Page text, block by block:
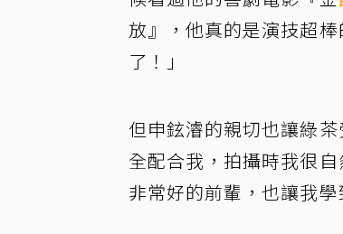
放』，他真的是演技超
了！」
但申鉉濬的親切也讓綠
全配合我，拍攝時我很
非常好的前輩，也讓我學